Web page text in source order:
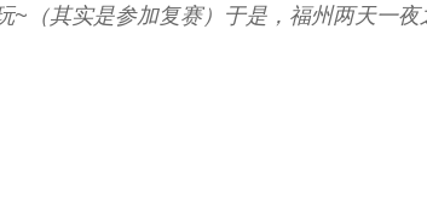
~（其实是参加复赛）于是，福州两天一夜